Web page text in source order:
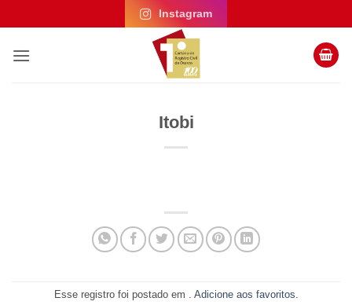
to
content
Instagram
Itobi
Esse registro foi postado em . Adicione aos favoritos.